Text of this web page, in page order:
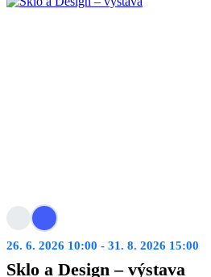
26. 6. 2026 10:00 - 31. 8. 2026 15:00
Sklo a Design – výstava